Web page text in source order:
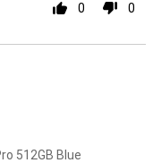
0 0
512GB Blue